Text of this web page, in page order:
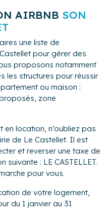
AIRBNB SON
une liste de
pour gérer des
proposons notamment
les structures pour réussir
ou maison :
zone
location, n’oubliez pas
de Le Castellet. Il est
et reverser une taxe de
suivante : LE CASTELLET.
pour vous.
de votre logement,
du 1 janvier au 31